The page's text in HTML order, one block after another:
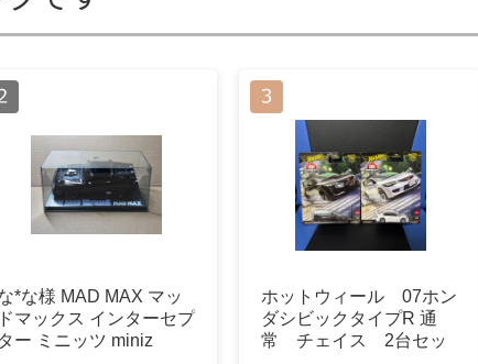
*な様 MAD MAX マッ
ドマックス インターセプ
ター ミニッツ miniz
ホットウィール 07ホン
ダシビックタイプR 通
常 チェイス 2台セッ